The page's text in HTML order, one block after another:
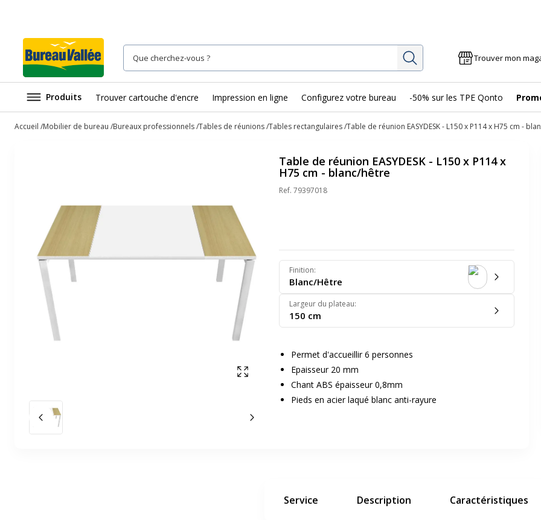
Rechercher Trouver mon
Produits Trouver cartouche d'encre Impression en ligne Configurez votre bureau -50% sur les TPE Qonto
Accueil Mobilier de bureau Bureaux professionnels Tables de réunions Tables rectangulaires Table de réunion EASYDESK - L150 x P114 x H75 cm -
Afficher en plein écran
Slide précédent Slide suivant
Table de réunion EASYDESK - L150 x P114 x
H75 cm - blanc/hêtre
Ref. 79397018
Finition:
Blanc/Hêtre
Largeur du plateau:
150 cm
Permet d'accueillir 6 personnes
Epaisseur 20 mm
Chant ABS épaisseur 0,8mm
Pieds en acier laqué blanc anti-rayure
Service Description Caractéristiques